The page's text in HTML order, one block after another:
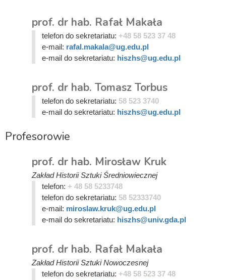
prof. dr hab. Rafał Makała
telefon do sekretariatu: +48 58 523 37 48
e-mail: rafal.makala@ug.edu.pl
e-mail do sekretariatu: hiszhs@ug.edu.pl
prof. dr hab. Tomasz Torbus
telefon do sekretariatu: 58 523 3740
e-mail do sekretariatu: hiszhs@ug.edu.pl
Profesorowie
prof. dr hab. Mirosław Kruk
Zakład Historii Sztuki Średniowiecznej
telefon: + 48 58 5233748
telefon do sekretariatu: 58 52333740
e-mail: miroslaw.kruk@ug.edu.pl
e-mail do sekretariatu: hiszhs@univ.gda.pl
prof. dr hab. Rafał Makała
Zakład Historii Sztuki Nowoczesnej
telefon do sekretariatu: +48 58 523 37 48